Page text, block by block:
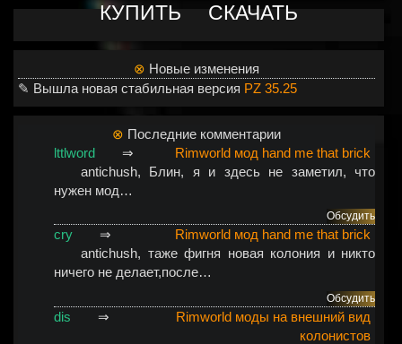
КУПИТЬ СКАЧАТЬ
⊗ Новые изменения
✎ Вышла новая стабильная версия PZ 35.25
⊗ Последние комментарии
lttlword
⇒
Rimworld мод hand me that brick
antichush, Блин, я и здесь не заметил, что
нужен мод…
Обсудить
cry ⇒
Rimworld мод hand me that brick
antichush, таже фигня новая колония и никто
ничего не делает,после…
Обсудить
dis ⇒
Rimworld моды на внешний вид
колонистов